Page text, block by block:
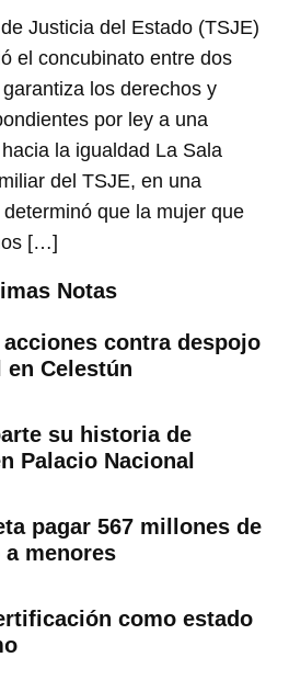
Justicia del Estado (TSJE)
el concubinato entre dos
los derechos y
por ley a una
la igualdad La Sala
del TSJE, en una
que la mujer que
[…]
Notas
contra despojo
en Celestún
su historia de
Palacio Nacional
pagar 567 millones de
menores
como estado